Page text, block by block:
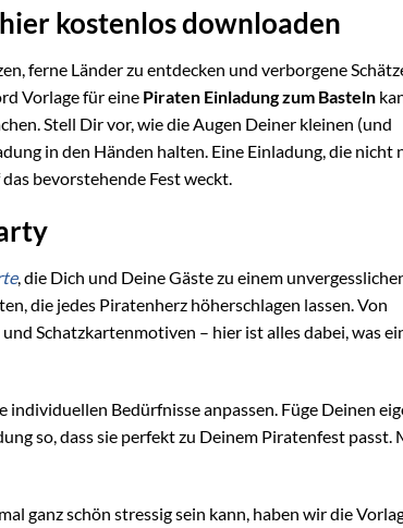
kostenlos downloaden
ferne Länder zu entdecken und verborgene
Vorlage für eine Piraten Einladung zum Basteln
Stell Dir vor, wie die Augen Deiner kleinen (und
in den Händen halten. Eine Einladung, die nicht
bevorstehende Fest weckt.
, die Dich und Deine Gäste zu einem
die jedes Piratenherz höherschlagen lassen. Von
Schatzkartenmotiven – hier ist alles dabei, was
Bedürfnisse anpassen. Füge Deinen
so, dass sie perfekt zu Deinem Piratenfest passt.
ganz schön stressig sein kann, haben wir die